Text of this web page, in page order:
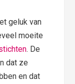
geluk van
moeite
. De
dat ze
en dat